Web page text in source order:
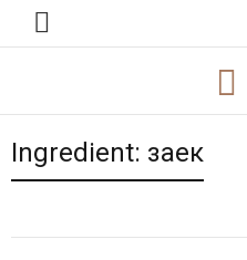
Ingredient: заек